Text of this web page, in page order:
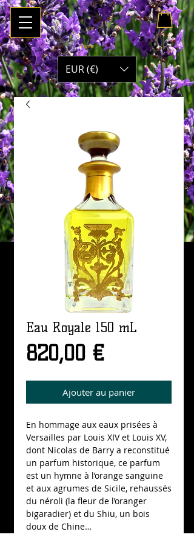
EUR (€)
Panier :
Eau Royale 150 mL
820,00 €Prix
Ajouter au panier
En hommage aux eaux prisées à
Versailles par Louis XIV et Louis XV,
dont Nicolas de Barry a reconstitué
un parfum historique, ce parfum
est un hymne à l’orange sanguine
et aux agrumes de Sicile, rehaussés
du néroli (la fleur de l’oranger
bigaradier) et du Shiu, un bois
doux de Chine…